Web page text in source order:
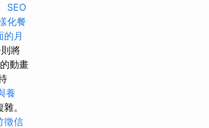
SEO
化餐
的月
將
動畫
養
。
徵信